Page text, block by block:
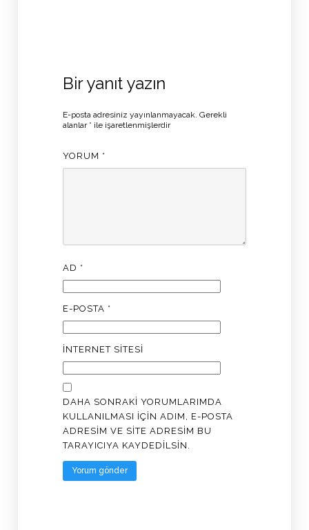
Bir yanıt yazın
E-posta adresiniz yayınlanmayacak. Gerekli
alanlar * ile işaretlenmişlerdir
YORUM *
AD *
E-POSTA *
İNTERNET SITESI
DAHA SONRAKI YORUMLARIMDA
KULLANILMASI IÇIN ADIM, E-POSTA
ADRESIM VE SITE ADRESIM BU
TARAYICIYA KAYDEDILSIN.